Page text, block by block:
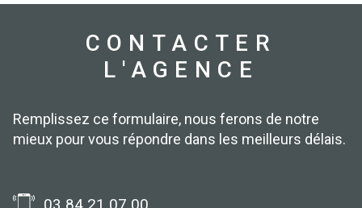
CONTACTER
L'AGENCE
Remplissez ce formulaire, nous ferons de notre
mieux pour vous répondre dans les meilleurs délais.